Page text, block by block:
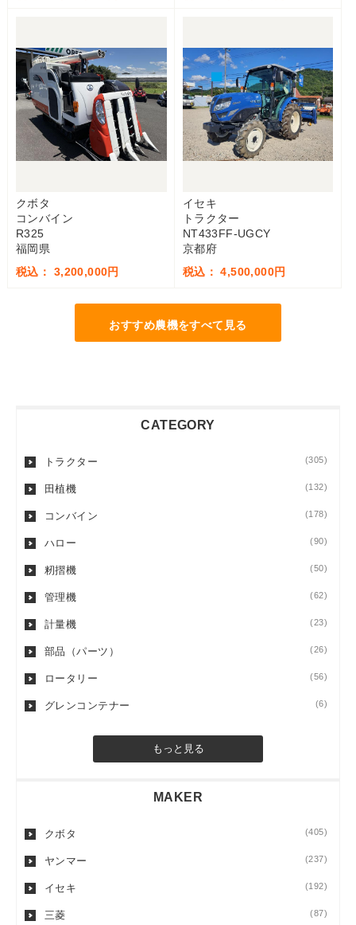
クボタ
コンバイン
R325
福岡県
税込： 3,200,000円
イセキ
トラクター
NT433FF-UGCY
京都府
税込： 4,500,000円
おすすめ農機をすべて見る
CATEGORY
トラクター (305)
田植機 (132)
コンバイン (178)
ハロー (90)
籾摺機 (50)
管理機 (62)
計量機 (23)
部品（パーツ） (26)
ロータリー (56)
グレンコンテナー (6)
もっと見る
MAKER
クボタ (405)
ヤンマー (237)
イセキ (192)
三菱 (87)